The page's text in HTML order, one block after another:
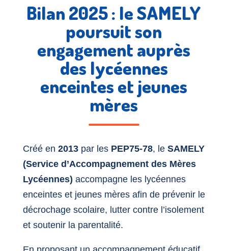
Bilan 2025 : le SAMELY
poursuit son
engagement auprès
des lycéennes
enceintes et jeunes
mères
Créé en 2013par les PEP75-78, le SAMELY
(Service d’Accompagnement des Mères
Lycéennes) accompagne les lycéennes
enceintes et jeunes mères afin de prévenir le
décrochage scolaire, lutter contre l’isolement
et soutenir la parentalité.